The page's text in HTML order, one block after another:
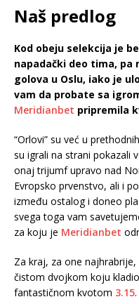
Naš predlog
Kod obeju selekcija je
napadački deo tima, pa
golova u Oslu, iako je
vam da probate sa
Meridianbet pripremila
“Orlovi” su već u
su igrali na strani pokazali
onaj trijumf upravo nad
Evropsko prvenstvo, ali i
između ostalog i doneo
svega toga vam
za koju je Meridianbet
Za kraj, za one
čistom dvojkom koju
fantastičnom kvotom 3.15.